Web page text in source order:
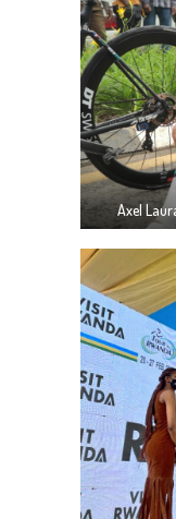
Axel